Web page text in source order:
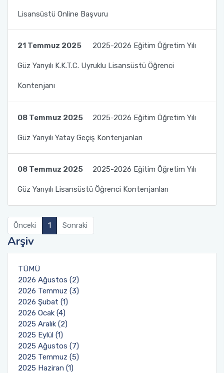
Lisansüstü Online Başvuru
21 Temmuz 2025 2025-2026 Eğitim Öğretim Yılı
Güz Yarıyılı K.K.T.C. Uyruklu Lisansüstü Öğrenci
Kontenjanı
08 Temmuz 2025 2025-2026 Eğitim Öğretim Yılı
Güz Yarıyılı Yatay Geçiş Kontenjanları
08 Temmuz 2025 2025-2026 Eğitim Öğretim Yılı
Güz Yarıyılı Lisansüstü Öğrenci Kontenjanları
Önceki 1 Sonraki
Arşiv
TÜMÜ
2026 Ağustos (2)
2026 Temmuz (3)
2026 Şubat (1)
2026 Ocak (4)
2025 Aralık (2)
2025 Eylül (1)
2025 Ağustos (7)
2025 Temmuz (5)
2025 Haziran (1)